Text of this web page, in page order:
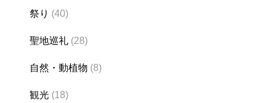
祭り (40)
聖地巡礼 (28)
自然・動植物 (8)
観光 (18)